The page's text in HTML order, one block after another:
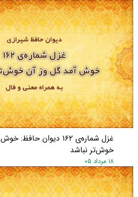
غزل شماره‌ی ۱۶۲ دیوان
خوش‌تر نباشد
۱۸ مرداد ۰۵